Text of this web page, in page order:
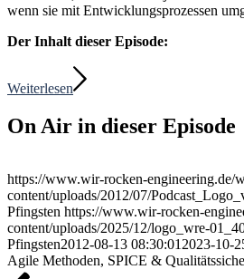
wenn sie mit Entwicklungsprozessen
Der Inhalt dieser Episode:
Weiterlesen
On Air in dieser Episode
https://www.wir-rocken-engineering.de/
content/uploads/2012/07/
Pfingsten https://www.wir-rocken-
content/uploads/2025/12/logo_wre-
Pfingsten2012-08-13 08:30:01 2023-10-
Agile Methoden, SPICE &